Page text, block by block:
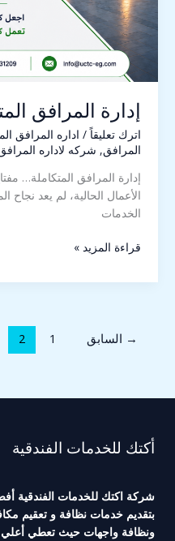
إدارة المرافق
اترك تعليقاً / اداره المرافق
المرافق, شركه لاداره
إدارة المرافق المتكاملة…
الأعمال الحالية، لم يعد
الخدمات
قراءة المزيد »
→ السابق 1
2
أكتك للخدمات الفندقية
شركة اكتك للخدمات الفندقية
بتقديم خدمات نظافة و تعقيم
ونظافة واجهات حيث تعطي